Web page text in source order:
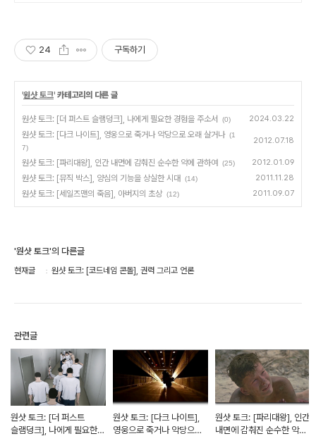
24 구독하기
'원샷 토크' 카테고리의 다른 글
원샷 토크: [더 퍼스트 슬램덩크], 나에게 필요한 경험을 주소서 (0) 2024.03.22
원샷 토크: [다크 나이트], 영웅으로 죽거나 악당으로 오래 살거나 (1
7)
2012.07.18
원샷 토크: [파리대왕], 인간 내면에 감춰진 순수한 악에 관하여 (25) 2012.01.09
원샷 토크: [뮤직 박스], 양심의 기능을 상실한 시대 (14) 2011.11.28
원샷 토크: [세일즈맨의 죽음], 아버지의 초상 (12) 2011.09.07
'원샷 토크'의 다른글
현재글 원샷 토크: [코드네임 콘돌], 권력 그리고 언론
관련글
원샷 토크: [더 퍼스트
슬램덩크], 나에게 필요한
원샷 토크: [다크 나이트],
영웅으로 죽거나 악당으로
원샷 토크: [파리대왕], 인간
내면에 감춰진 순수한 악에